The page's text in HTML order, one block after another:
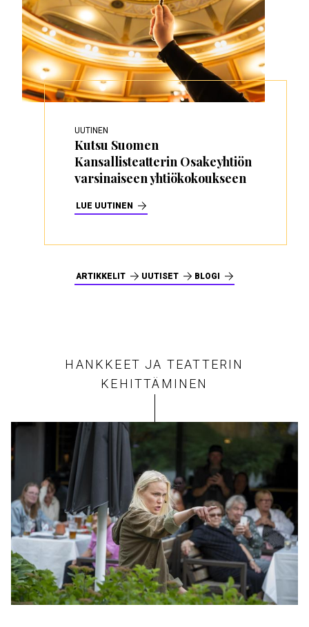
UUTINEN
Kutsu Suomen
Kansallisteatterin Osakeyhtiön
varsinaiseen yhtiökokoukseen
LUE UUTINEN
ARTIKKELIT UUTISET BLOGI
HANKKEET JA TEATTERIN
KEHITTÄMINEN